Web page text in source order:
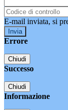
E-mail inviata, si
Errore
Chiudi
Successo
Chiudi
Informazione